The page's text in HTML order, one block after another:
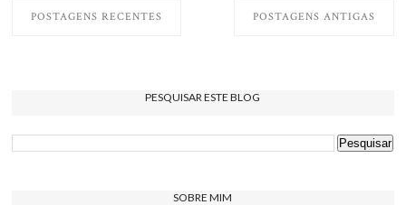
POSTAGENS RECENTES POSTAGENS ANTIGAS
PESQUISAR ESTE BLOG
SOBRE MIM